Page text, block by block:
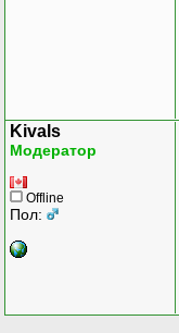
Kivals
Модератор
Offline
Пол: